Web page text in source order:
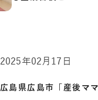
2025年02月17日